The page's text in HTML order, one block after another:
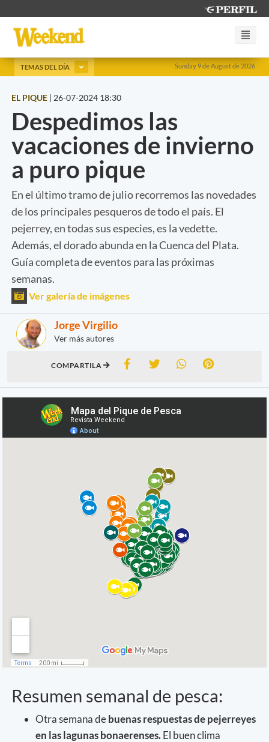
Sunday 9 de August de 2026
TEMAS DEL DÍA
EL PIQUE | 26-07-2024 18:30
Despedimos las
vacaciones de invierno
a puro pique
En el último tramo de julio recorremos las novedades
de los principales pesqueros de todo el país. El
pejerrey, en todas sus especies, es la vedette.
Además, el dorado abunda en la Cuenca del Plata.
Guía completa de eventos para las próximas
semanas.
Ver galería de imágenes
Jorge Virgilio
Ver más autores
COMPARTILA
Resumen semanal de pesca:
Otra semana debuenas respuestas de pejerreyes
en las lagunas bonaerenses.El buen clima